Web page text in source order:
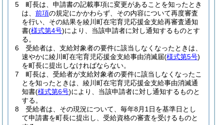
5
町長は、申請書の記載事項に変更があることを知ったとき
は、 前項の規定にかかわらず、その内容について再度審査
を行い、その結果を綾川町在宅育児応援金支給再審査通知
書(様式第4号)により、当該申請者に対し通知するものとす
る。
6
受給者は、支給対象者の要件に該当しなくなったときは、
速やかに綾川町在宅育児応援金支給事由消滅届(様式第5号)
を町長に提出しなければならない。
7
町長は、受給者が支給対象者の要件に該当しなくなったこ
とを知ったときは、綾川町在宅育児応援金支給事由消滅通
知書(様式第6号)により、当該申請者に対し通知するものと
する。
8
受給者は、その現況について、毎年8月1日を基準日とし
て申請書を町長に提出し、受給資格の審査を受けるものと